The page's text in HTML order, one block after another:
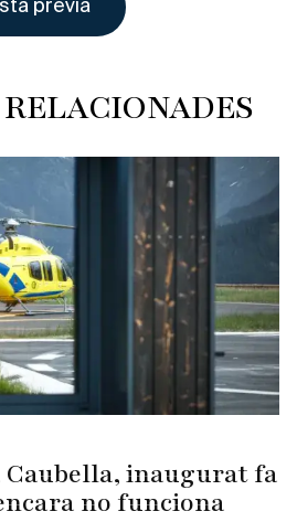
Caubella, inaugurat fa
no funciona